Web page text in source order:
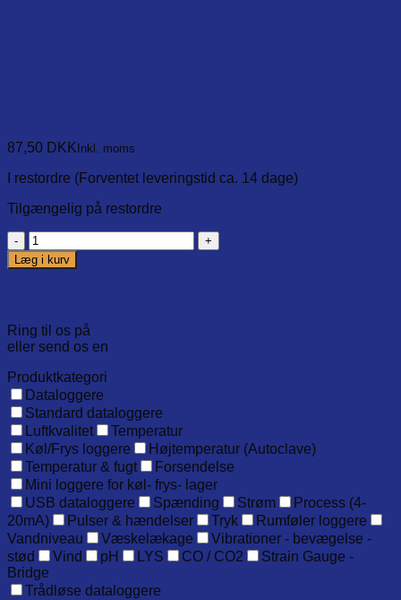
87,50 DKK Inkl. moms
I restordre (Forventet leveringstid ca. 14 dage)
Tilgængelig på restordre
Pack
of
5
antal
Læg i kurv
Ring til os på
eller send os en
Produktkategori
Dataloggere
Standard dataloggere
Luftkvalitet
Temperatur
Køl/Frys loggere
Højtemperatur (Autoclave)
Temperatur & fugt
Forsendelse
Mini loggere for køl- frys- lager
USB dataloggere
Spænding Strøm
Process (4-
20mA)
Pulser & hændelser Tryk
Rumføler loggere
Vandniveau
Væskelækage
Vibrationer - bevægelse -
stød
Vind pH LYS CO / CO2
Strain Gauge -
Bridge
Trådløse dataloggere